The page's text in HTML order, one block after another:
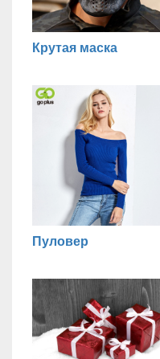
Крутая маска
Пуловер